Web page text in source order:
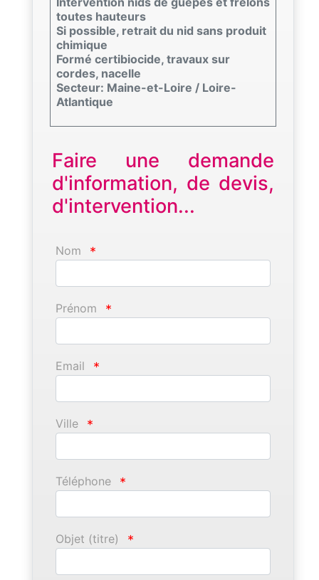
toutes hauteurs
Si possible, retrait du nid sans produit
chimique
Formé certibiocide, travaux sur
cordes, nacelle
Secteur: Maine-et-Loire / Loire-
Atlantique
Faire une demande
d'information, de devis,
d'intervention...
Nom *
Prénom *
Email *
Ville *
Téléphone *
Objet (titre) *